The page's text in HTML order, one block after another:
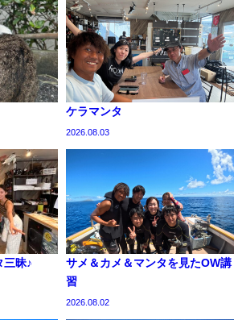
ケラマンタ
2026.08.03
三昧♪
サメ＆カメ＆マンタを見たOW講
習
2026.08.02